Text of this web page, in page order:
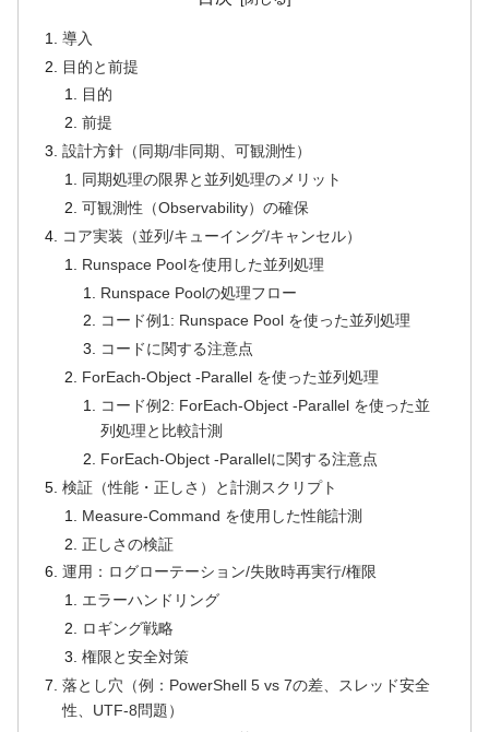
導入
目的と前提
目的
前提
設計方針（同期/非同期、可観測性）
同期処理の限界と並列処理のメリット
可観測性（Observability）の確保
コア実装（並列/キューイング/キャンセル）
Runspace Poolを使用した並列処理
Runspace Poolの処理フロー
コード例1: Runspace Pool を使った並列処理
コードに関する注意点
ForEach-Object -Parallel を使った並列処理
コード例2: ForEach-Object -Parallel を使った並
列処理と比較計測
ForEach-Object -Parallelに関する注意点
検証（性能・正しさ）と計測スクリプト
Measure-Command を使用した性能計測
正しさの検証
運用：ログローテーション/失敗時再実行/権限
エラーハンドリング
ロギング戦略
権限と安全対策
落とし穴（例：PowerShell 5 vs 7の差、スレッド安全
性、UTF-8問題）